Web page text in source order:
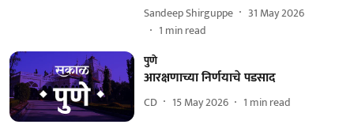
Sandeep Shirguppe
31 May 2026
1 min read
पुणे
आरक्षणाच्या निर्णयाचे पडसाद
CD 15 May 2026 1 min read